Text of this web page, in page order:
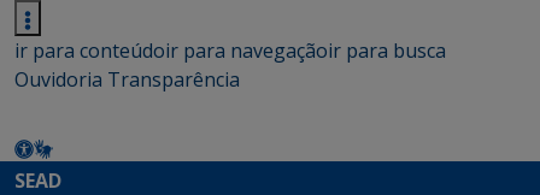
ir para conteúdoir para navegaçãoir para busca
Ouvidoria Transparência
SEAD